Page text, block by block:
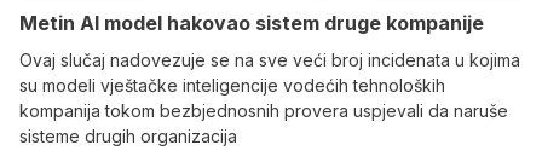
Metin AI model hakovao sistem druge kompanije
Ovaj slučaj nadovezuje se na sve veći broj incidenata u kojima
su modeli vještačke inteligencije vodećih tehnoloških
kompanija tokom bezbjednosnih provera uspjevali da naruše
sisteme drugih organizacija